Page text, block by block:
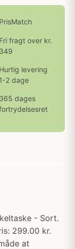
PrisMatch
Fri fragt over kr.
349
Hurtig levering
1-2 dage
365 dages
- Sort.
299.00 kr.
at